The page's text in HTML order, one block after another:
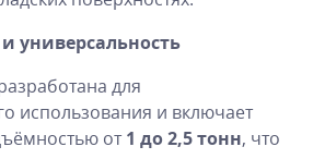
универсальность
для
использования и включает
от1 до 2,5 тонн, что